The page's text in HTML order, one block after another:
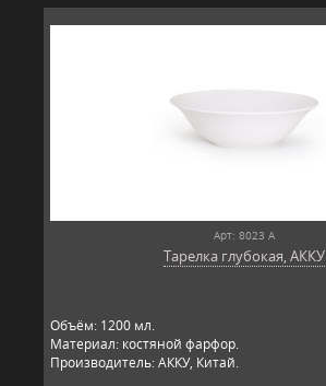
Арт: 8023 А
Тарелка глубокая, АККУ
Объём: 1200 мл.
Материал: костяной фарфор.
Производитель: АККУ, Китай.